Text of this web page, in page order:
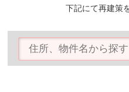
下記にて再建策